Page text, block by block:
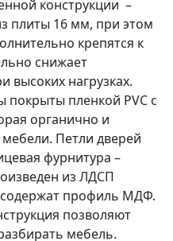
конструкции –
плиты 16 мм, при этом
крепятся к
снижает
высоких нагрузках.
покрыты пленкой PVC с
органично и
Петли дверей
фурнитура –
из ЛДСП
профиль МДФ.
позволяют
мебель.